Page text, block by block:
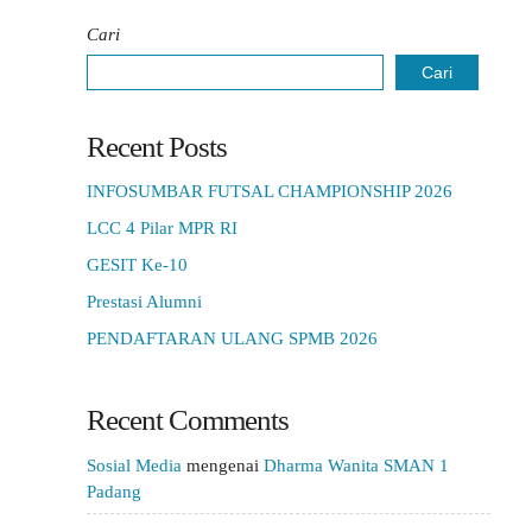
Cari
Cari
Recent Posts
INFOSUMBAR FUTSAL CHAMPIONSHIP 2026
LCC 4 Pilar MPR RI
GESIT Ke-10
Prestasi Alumni
PENDAFTARAN ULANG SPMB 2026
Recent Comments
Sosial Media mengenai Dharma Wanita SMAN 1
Padang